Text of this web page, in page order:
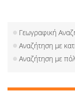
Γεωγραφική
Αναζήτηση με
Αναζήτηση με